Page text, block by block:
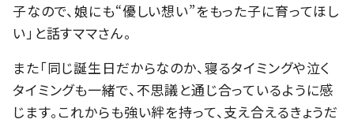
子なので、娘にも“優しい想い”をもった子に育ってほし
い」と話すママさん。
また「同じ誕生日だからなのか、寝るタイミングや泣く
タイミングも一緒で、不思議と通じ合っているように感
じます。これからも強い絆を持って、支え合えるきょうだ